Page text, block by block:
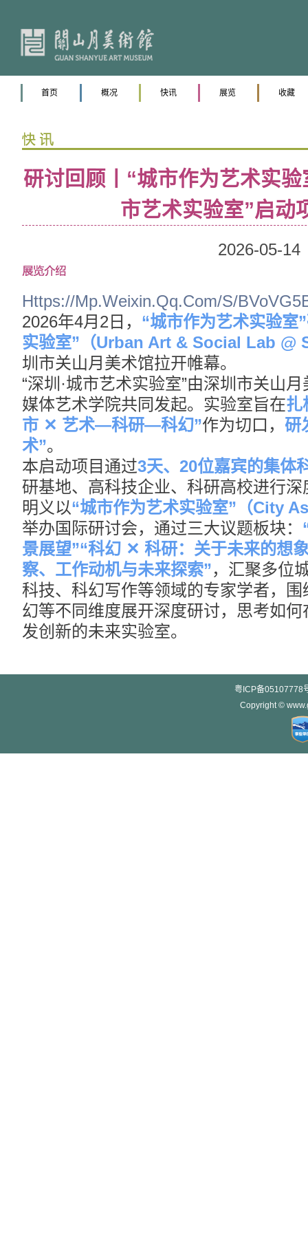
首页 概况 快讯 展览 收藏
研讨回顾丨“城市作为艺术实验
市艺术实验室”
2026-05-14
Https://mp.weixin.qq.com/s/
2026年4月2日， “城市作为艺术实验室
实验室”（Urban Art & Social Lab @
圳市关山月美术馆拉开帷幕。
“深圳·城市艺术实验室”由深圳市关山
媒体艺术学院共同发起。实验室旨在扎
市 ✕ 艺术—科研—科幻”作为切口， 研
术”。
本启动项目通过3天、20位嘉宾的集体
研基地、高科技企业、科研高校进行
明义以“城市作为艺术实验室”（City
举办国际研讨会，通过三大议题板块：
景展望”“科幻 ✕ 科研：关于未来的想
察、工作动机与未来探索”，汇聚多位
科技、科幻写作等领域的专家学者，
幻等不同维度展开深度研讨，思考如
发创新的未来实验室。
粤ICP备05107778
Copyright ©